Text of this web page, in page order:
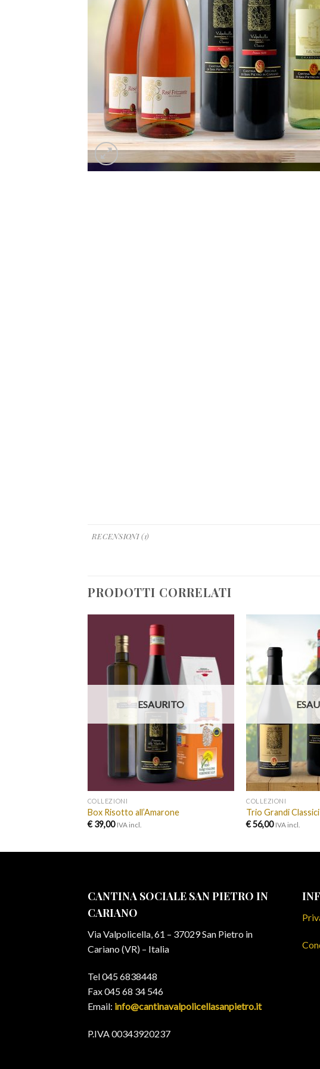
RECENSIONI (1)
PRODOTTI CORRELATI
ESAURITO
COLLEZIONI
Box Risotto all’Amarone
€39,00 IVA incl.
COLLEZIONI
Trio Grandi Classici
€56,00 IVA incl.
CANTINA SOCIALE SAN PIETRO IN
CARIANO
Via Valpolicella, 61 – 37029 San Pietro in
Cariano (VR) – Italia
Tel 045 6838448
Fax 045 68 34 546
Email: info@cantinavalpolicellasanpietro.it
P.IVA 00343920237